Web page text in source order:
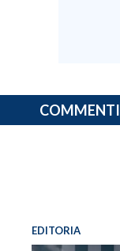
COMMENTI
EDITORIA